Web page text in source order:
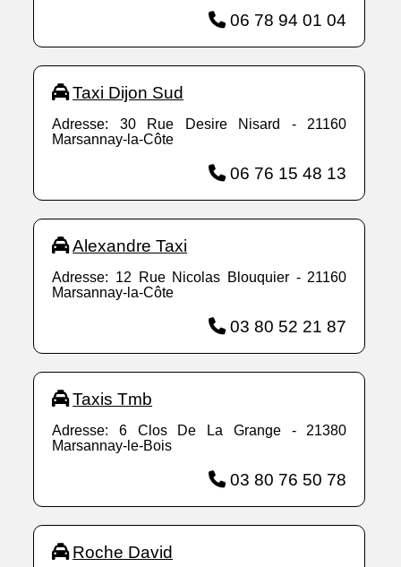
06 78 94 01 04
Taxi Dijon Sud
Adresse: 30 Rue Desire Nisard - 21160
Marsannay-la-Côte
06 76 15 48 13
Alexandre Taxi
Adresse: 12 Rue Nicolas Blouquier - 21160
Marsannay-la-Côte
03 80 52 21 87
Taxis Tmb
Adresse: 6 Clos De La Grange - 21380
Marsannay-le-Bois
03 80 76 50 78
Roche David